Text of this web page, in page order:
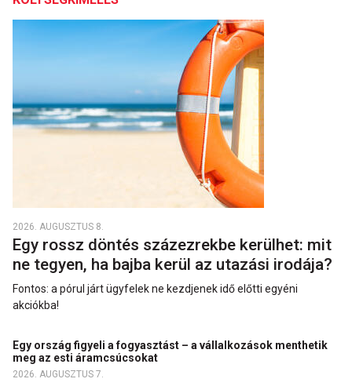
2026. AUGUSZTUS 8.
Egy rossz döntés százezrekbe kerülhet: mit
ne tegyen, ha bajba kerül az utazási irodája?
Fontos: a pórul járt ügyfelek ne kezdjenek idő előtti egyéni
akciókba!
Egy ország figyeli a fogyasztást – a vállalkozások menthetik
meg az esti áramcsúcsokat
2026. AUGUSZTUS 7.